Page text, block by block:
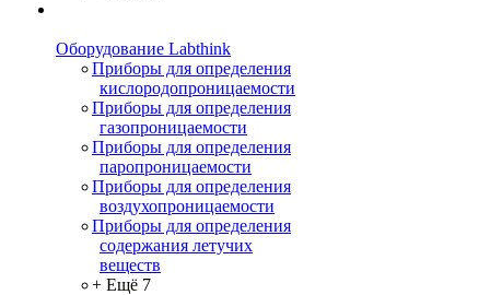
Оборудование Labthink
Приборы для определения
кислородопроницаемости
Приборы для определения
газопроницаемости
Приборы для определения
паропроницаемости
Приборы для определения
воздухопроницаемости
Приборы для определения
содержания летучих
веществ
+ Ещё 7